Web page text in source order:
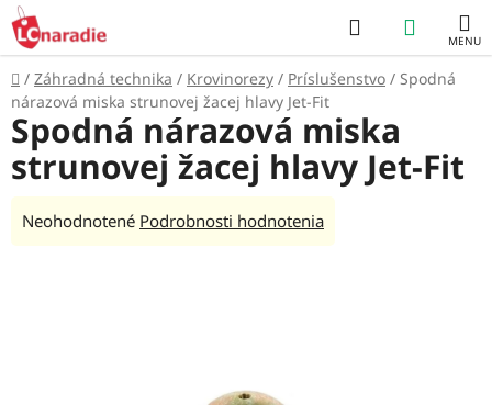
Prejsť
na
obsah
Hľadať
KOŠÍK
Domov
/ Záhradná technika / Krovinorezy / Príslušenstvo / Spodná
nárazová miska strunovej žacej hlavy Jet-Fit
Spodná nárazová miska
strunovej žacej hlavy Jet-Fit
Priemerné
Neohodnotené Podrobnosti hodnotenia